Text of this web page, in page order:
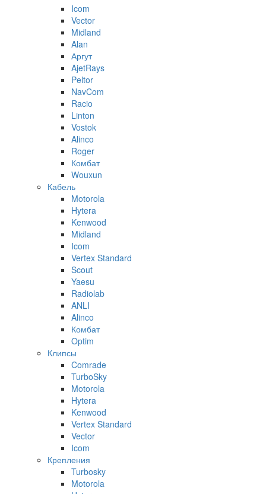
Icom
Vector
Midland
Alan
Аргут
AjetRays
Peltor
NavCom
Racio
Linton
Vostok
Alinco
Roger
Комбат
Wouxun
Кабель
Motorola
Hytera
Kenwood
Midland
Icom
Vertex Standard
Scout
Yaesu
Radiolab
ANLI
Alinco
Комбат
Optim
Клипсы
Comrade
TurboSky
Motorola
Hytera
Kenwood
Vertex Standard
Vector
Icom
Крепления
Turbosky
Motorola